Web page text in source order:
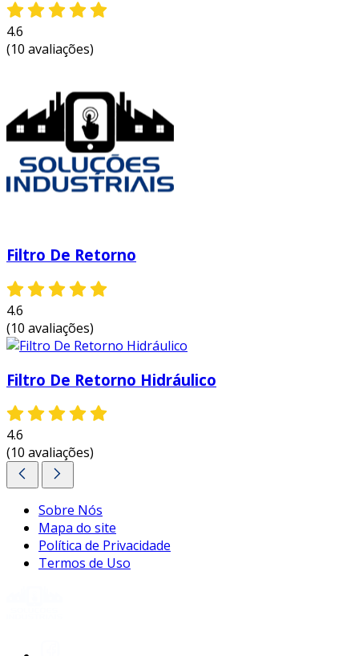
4.6
(10 avaliações)
Filtro De Retorno
4.6
(10 avaliações)
Filtro De Retorno Hidráulico
4.6
(10 avaliações)
Sobre Nós
Mapa do site
Política de Privacidade
Termos de Uso